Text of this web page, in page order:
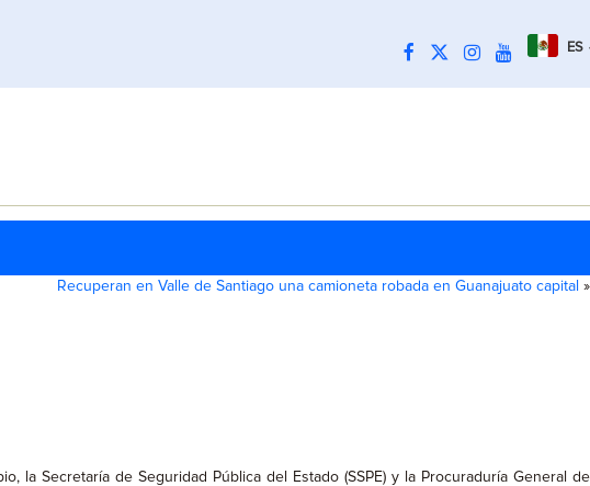
ES
Recuperan en Valle de Santiago una camioneta robada en Guanajuato capital »
Secretaría de Seguridad Pública del Estado (SSPE) y la Procuraduría General de